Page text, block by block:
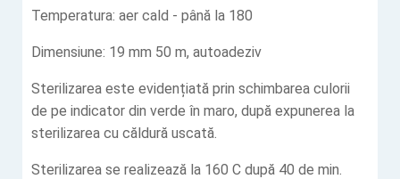
Temperatura: aer cald - până la 180
Dimensiune: 19 mm 50 m, autoadeziv
Sterilizarea este evidențiată prin schimbarea culorii
de pe indicator din verde în maro, după expunerea la
sterilizarea cu căldură uscată.
Sterilizarea se realizează la 160 C după 40 de min.